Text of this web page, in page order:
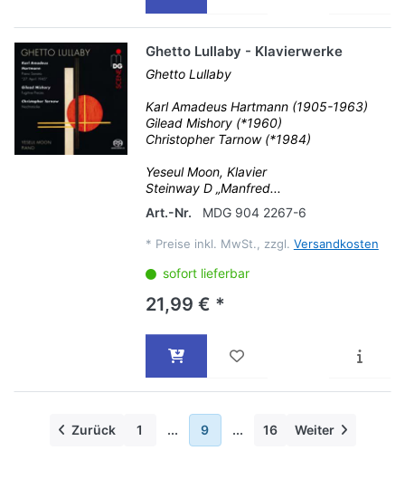
Ghetto Lullaby - Klavierwerke
Ghetto Lullaby
Karl Amadeus Hartmann (1905-1963)
Gilead Mishory (*1960)
Christopher Tarnow (*1984)
Yeseul Moon, Klavier
Steinway D „Manfred...
Art.-Nr.
MDG 904 2267-6
* Preise inkl. MwSt., zzgl. Versandkosten
sofort lieferbar
21,99 € *
Zurück 1 ... 9 ... 16 Weiter